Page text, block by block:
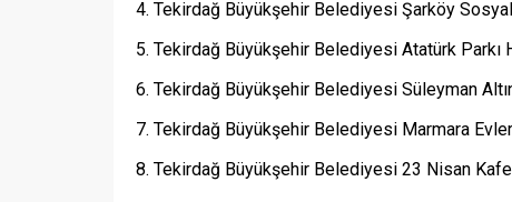
4. Tekirdağ Büyükşehir Belediyesi Şarköy
5. Tekirdağ Büyükşehir Belediyesi Atatürk Parkı
6. Tekirdağ Büyükşehir Belediyesi Süleyman
7. Tekirdağ Büyükşehir Belediyesi Marmara
8. Tekirdağ Büyükşehir Belediyesi 23 Nisan